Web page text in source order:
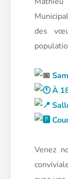
des
À
Venez